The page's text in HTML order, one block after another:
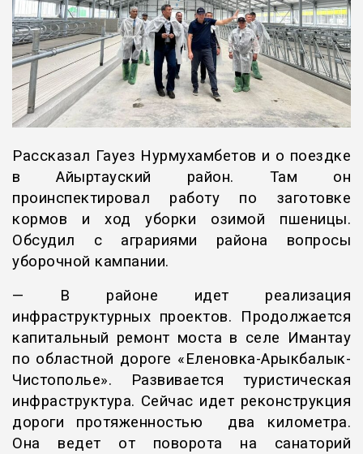
Рассказал Гауез Нурмухамбетов и о поездке
в Айыртауский район. Там он
проинспектировал работу по заготовке
кормов и ход уборки озимой пшеницы.
Обсудил с аграриями района вопросы
уборочной кампании.
— В районе идет реализация
инфраструктурных проектов. Продолжается
капитальный ремонт моста в селе Имантау
по областной дороге «Еленовка-Арыкбалык-
Чистополье». Развивается туристическая
инфраструктура. Сейчас идет реконструкция
дороги протяженностью два километра.
Она ведет от поворота на санаторий